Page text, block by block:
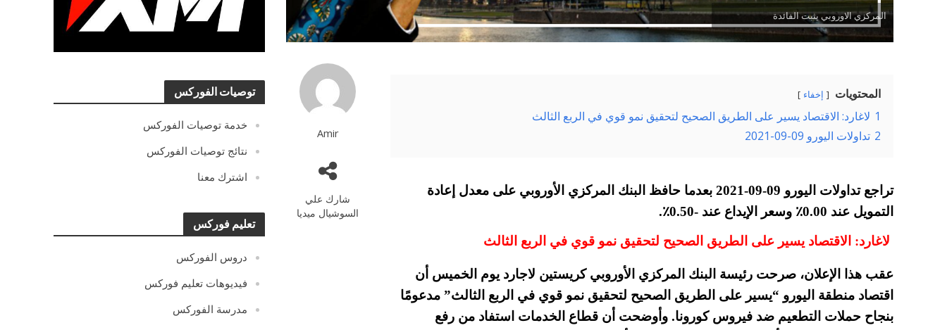
توصيات الفوركس
خدمة توصيات الفوركس
نتائج توصيات الفوركس
اشترك معنا
تعليم فوركس
دروس الفوركس
فيديوهات تعليم فوركس
مدرسة الفوركس
المركزي الاوروبي يثبت الفائدة
Amir
شارك علي
السوشيال ميديا
المحتويات إخفاء
1 لاغارد: الاقتصاد يسير على الطريق الصحيح لتحقيق نمو قوي في الربع الثالث
2 تداولات اليورو 09-09-2021
تراجع تداولات اليورو 09-09-2021 بعدما حافظ البنك المركزي الأوروبي على معدل إعادة
التمويل عند 0.00٪ وسعر الإيداع عند -0.50٪.
لاغارد: الاقتصاد يسير على الطريق الصحيح لتحقيق نمو قوي في الربع الثالث
عقب هذا الإعلان، صرحت رئيسة البنك المركزي الأوروبي كريستين لاجارد يوم الخميس أن
اقتصاد منطقة اليورو “يسير على الطريق الصحيح لتحقيق نمو قوي في الربع الثالث” مدعومًا
بنجاح حملات التطعيم ضد فيروس كورونا. وأوضحت أن قطاع الخدمات استفاد من رفع